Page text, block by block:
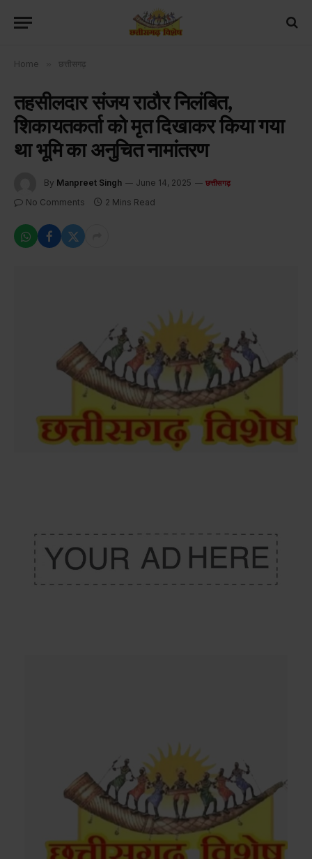
Home छत्तीसगढ़
तहसीलदार संजय राठौर निलंबित,
शिकायतकर्ता को मृत दिखाकर किया गया
था भूमि का अनुचित नामांतरण
By Manpreet Singh June 14, 2025 छत्तीसगढ़
No Comments 2 Mins Read